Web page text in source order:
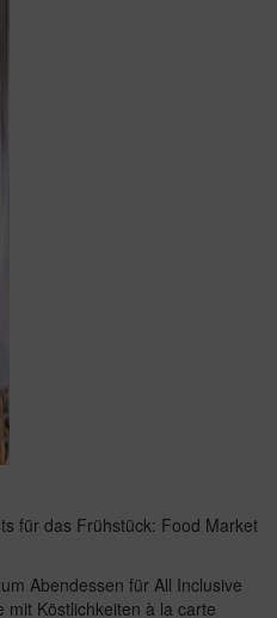
für das Frühstück: Food Market
Abendessen für All Inclusive
Köstlichkeiten à la carte